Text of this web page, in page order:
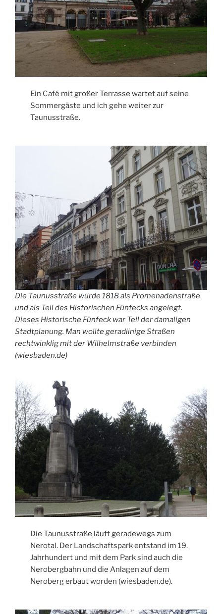
Ein Café mit großer Terrasse wartet auf seine
Sommergäste und ich gehe weiter zur
Taunusstraße.
Die Taunusstraße wurde 1818 als Promenadenstraße
und als Teil des Historischen Fünfecks angelegt.
Dieses Historische Fünfeck war Teil der damaligen
Stadtplanung. Man wollte geradlinige Straßen
rechtwinklig mit der Wilhelmstraße verbinden
(wiesbaden.de)
Die Taunusstraße läuft geradewegs zum
Nerotal. Der Landschaftspark entstand im 19.
Jahrhundert und mit dem Park sind auch die
Nerobergbahn und die Anlagen auf dem
Neroberg erbaut worden (wiesbaden.de).